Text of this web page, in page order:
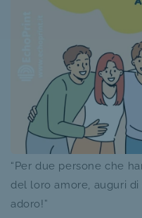
“Per due persone che
del loro amore, auguri
adoro!”